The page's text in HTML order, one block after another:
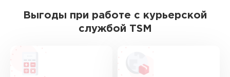
Выгоды при работе с курьерской
службой TSM